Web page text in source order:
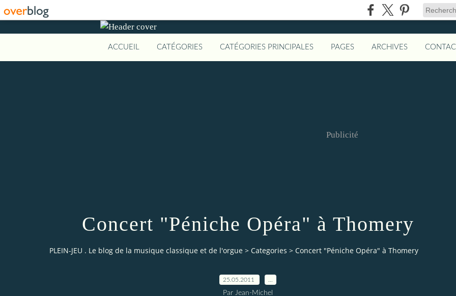
ACCUEIL CATÉGORIES CATÉGORIES PRINCIPALES PAGES ARCHIVES
Publicité
Concert "Péniche Opéra" à Thomery
PLEIN-JEU . Le blog de la musique classique et de l'orgue > Categories > Concert "Péniche Opéra" à Thomery
25.05.2011
Par Jean-Michel